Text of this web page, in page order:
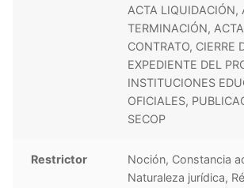
ACTA LIQUIDACIÓN,
TERMINACIÓN,
CONTRATO, CIERRE
EXPEDIENTE DEL
INSTITUCIONES
OFICIALES,
SECOP
Restrictor
Noción, Constancia
Naturaleza jurídica,